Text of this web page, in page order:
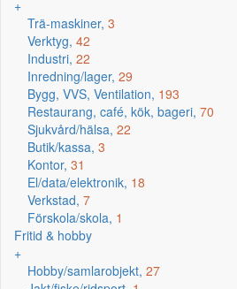
+
Trä-maskiner, 3
Verktyg, 42
Industri, 22
Inredning/lager, 29
Bygg, VVS, Ventilation, 193
Restaurang, café, kök, bageri, 70
Sjukvård/hälsa, 22
Butik/kassa, 3
Kontor, 31
El/data/elektronik, 18
Verkstad, 7
Förskola/skola, 1
Fritid & hobby
+
Hobby/samlarobjekt, 27